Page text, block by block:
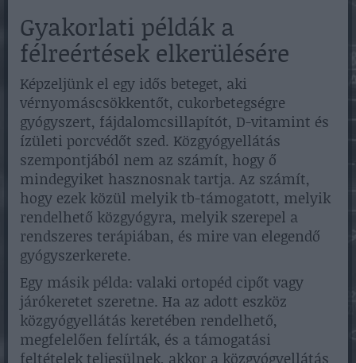
Gyakorlati példák a
félreértések elkerülésére
Képzeljünk el egy idős beteget, aki
vérnyomáscsökkentőt, cukorbetegségre
gyógyszert, fájdalomcsillapítót, D-vitamint és
ízületi porcvédőt szed. Közgyógyellátás
szempontjából nem az számít, hogy ő
mindegyiket hasznosnak tartja. Az számít,
hogy ezek közül melyik tb-támogatott, melyik
rendelhető közgyógyra, melyik szerepel a
rendszeres terápiában, és mire van elegendő
gyógyszerkerete.
Egy másik példa: valaki ortopéd cipőt vagy
járókeretet szeretne. Ha az adott eszköz
közgyógyellátás keretében rendelhető,
megfelelően felírták, és a támogatási
feltételek teljesülnek, akkor a közgyógyellátás